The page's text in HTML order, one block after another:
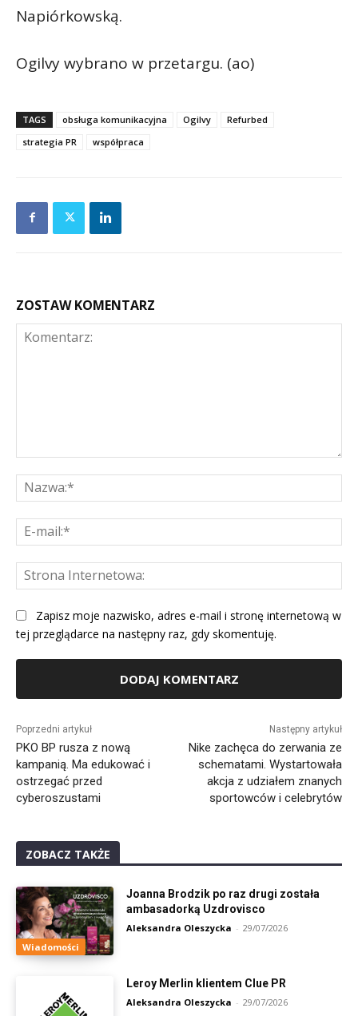
Napiórkowską.
Ogilvy wybrano w przetargu. (ao)
TAGS obsługa komunikacyjna Ogilvy
Refurbed
strategia PR
współpraca
ZOSTAW KOMENTARZ
Zapisz moje nazwisko, adres e-mail i stronę internetową w
tej przeglądarce na następny raz, gdy skomentuję.
Poprzedni artykuł
PKO BP rusza z nową
kampanią. Ma edukować i
ostrzegać przed
cyberoszustami
Następny artykuł
Nike zachęca do zerwania ze
schematami. Wystartowała
akcja z udziałem znanych
sportowców i celebrytów
ZOBACZ TAKŻE
Wiadomości
Joanna Brodzik po raz drugi została
ambasadorką Uzdrovisco
Aleksandra Oleszycka - 29/07/2026
Leroy Merlin klientem Clue PR
Aleksandra Oleszycka - 29/07/2026